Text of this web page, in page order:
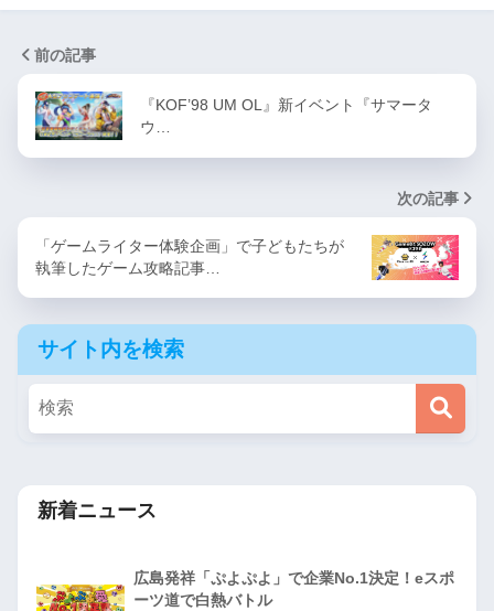
前の記事
『KOF’98 UM OL』新イベント『サマータ
ウ…
次の記事
「ゲームライター体験企画」で子どもたちが
執筆したゲーム攻略記事…
サイト内を検索
新着ニュース
広島発祥「ぷよぷよ」で企業No.1決定！eスポ
ーツ道で白熱バトル